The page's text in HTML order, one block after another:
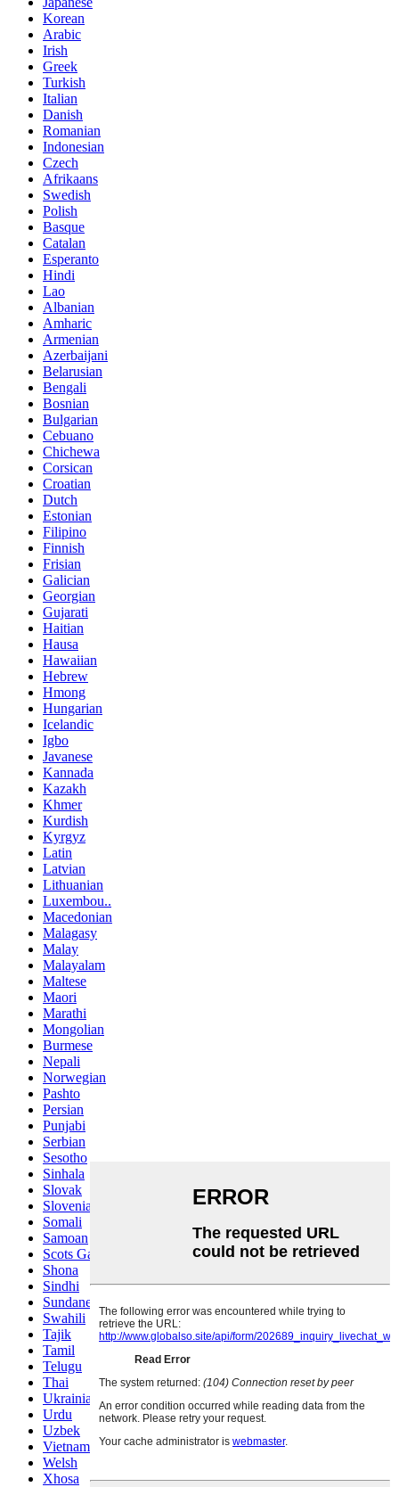
Korean
Arabic
Irish
Greek
Turkish
Italian
Danish
Romanian
Indonesian
Czech
Afrikaans
Swedish
Polish
Basque
Catalan
Esperanto
Hindi
Lao
Albanian
Amharic
Armenian
Azerbaijani
Belarusian
Bengali
Bosnian
Bulgarian
Cebuano
Chichewa
Corsican
Croatian
Dutch
Estonian
Filipino
Finnish
Frisian
Galician
Georgian
Gujarati
Haitian
Hausa
Hawaiian
Hebrew
Hmong
Hungarian
Icelandic
Igbo
Javanese
Kannada
Kazakh
Khmer
Kurdish
Kyrgyz
Latin
Latvian
Lithuanian
Luxembou..
Macedonian
Malagasy
Malay
Malayalam
Maltese
Maori
Marathi
Mongolian
Burmese
Nepali
Norwegian
Pashto
Persian
Punjabi
Serbian
Sesotho
Sinhala
Slovak
Slovenian
Somali
Samoan
Scots Gaelic
Shona
Sindhi
Sundanese
Swahili
Tajik
Tamil
Telugu
Thai
Ukrainian
Urdu
Uzbek
Vietnamese
Welsh
Xhosa